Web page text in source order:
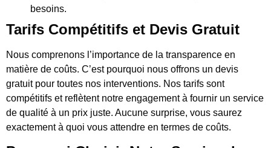
besoins.
Tarifs Compétitifs et Devis Gratuit
Nous comprenons l’importance de la transparence en
matière de coûts. C’est pourquoi nous offrons un devis
gratuit pour toutes nos interventions. Nos tarifs sont
compétitifs et reflètent notre engagement à fournir un service
de qualité à un prix juste. Aucune surprise, vous saurez
exactement à quoi vous attendre en termes de coûts.